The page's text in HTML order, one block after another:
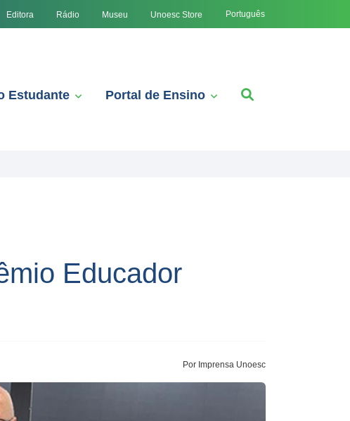
Editora Rádio Museu Unoesc Store Português
Estudante Portal de Ensino
Educador
Por Imprensa Unoesc